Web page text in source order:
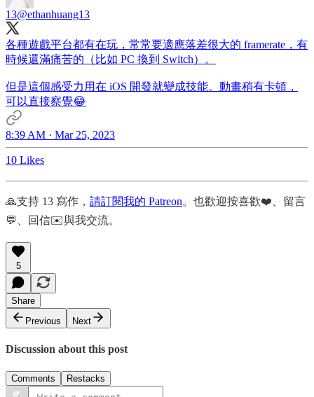
13@ethanhuang13
各種遊戲平台都有在玩，常常要適應落差很大的 framerate，有
時候還滿痛苦的（比如 PC 換到 Switch）。
但是這個感受力用在 iOS 開發就變成技能。動畫稍有卡頓，
可以直接察覺😂
8:39 AM · Mar 25, 2023
10 Likes
🙏支持 13 寫作， 請訂閱我的 Patreon。也歡迎按喜歡❤️、留言
💬、回信✉️與我交流。
5
Share
Previous
Next
Discussion about this post
Comments Restacks